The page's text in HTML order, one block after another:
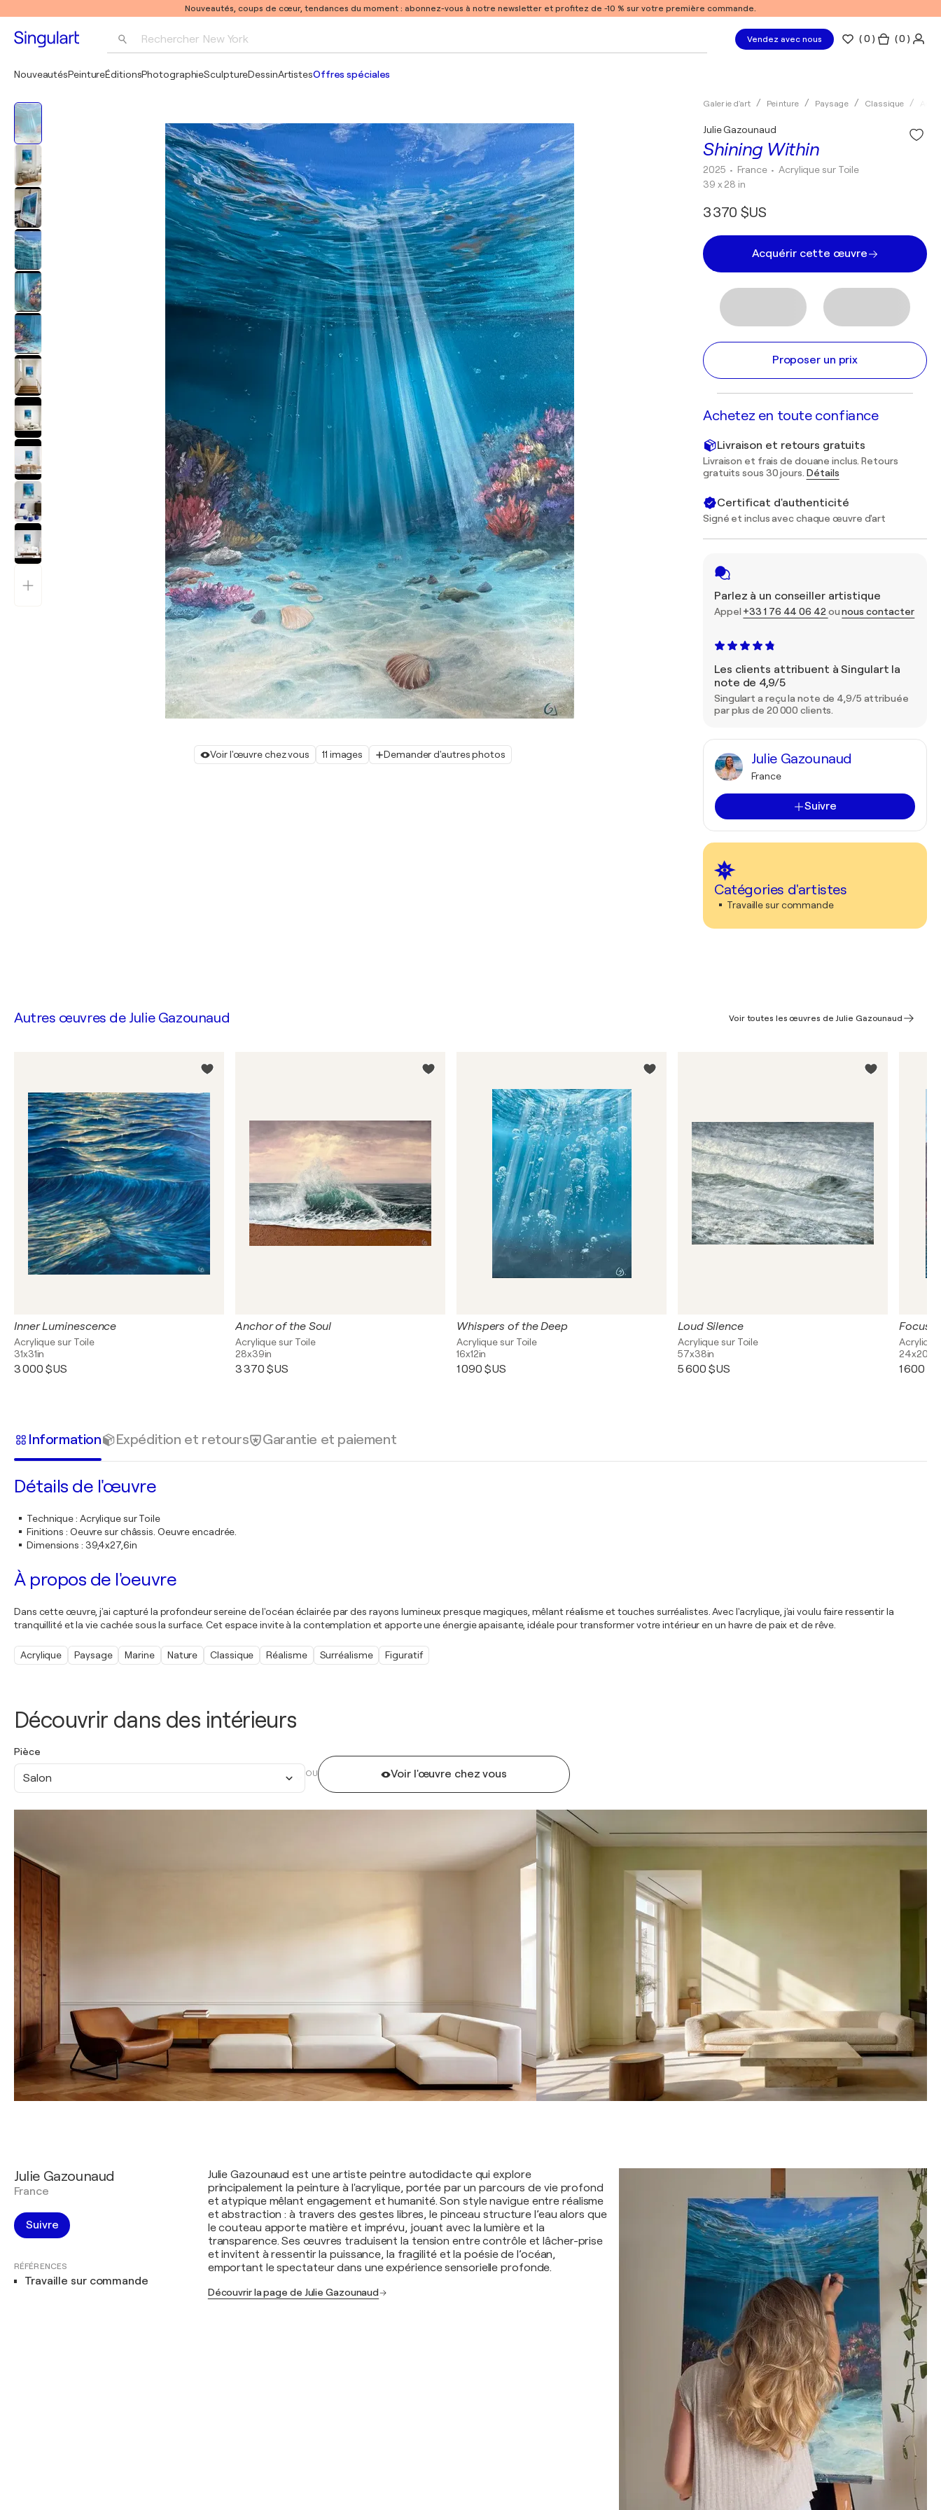
Nouveautés, coups de cœur, tendances du moment : abonnez-vous à notre newsletter et profitez de -10 % sur votre première commande.
Rechercher New York
Pablo Picasso
Vendez avec nous (0 ) ( 0 )
NouveautésPeintureÉditionsPhotographieSculptureDessinArtistesOffres spéciales
Voir l'œuvre chez vous 11 images Demander d'autres photos
Galerie d'art Peinture Paysage Classique
Shining Within
Julie Gazounaud
2025 • France •Acrylique sur Toile
39 x 28 in
3 370 $US
Acquérir cette œuvre
Proposer un prix
Achetez en toute confiance
Livraison et retours gratuits
Livraison et frais de douane inclus. Retours
gratuits sous 30 jours. Détails
Certificat d'authenticité
Signé et inclus avec chaque œuvre d'art
Parlez à un conseiller artistique
Appel +33 1 76 44 06 42 ounous contacter
Les clients attribuent à Singulart la
note de 4,9/5
Singulart a reçu la note de 4,9/5 attribuée
par plus de 20 000 clients.
Julie Gazounaud
France
Suivre
Catégories d'artistes
Travaille sur commande
Découvrir dans des intérieurs
Pièce
Salon OU Voir l'œuvre chez vous
Autres œuvres de Julie Gazounaud Voir toutes les œuvres de Julie Gazounaud
Inner Luminescence
Acrylique sur Toile
31x31in
3 000 $US
Anchor of the Soul
Acrylique sur Toile
28x39in
3 370 $US
Whispers of the Deep
Acrylique sur Toile
16x12in
1 090 $US
Loud Silence
Acrylique sur Toile
57x38in
5 600 $US
Focus
24x20in
1 600
Information Expédition et retours Garantie et paiement
Détails de l'œuvre
Technique: Acrylique sur Toile
Finitions : Oeuvre sur châssis. Oeuvre encadrée.
Dimensions : 39,4x27,6in
À propos de l'oeuvre
Dans cette œuvre, j'ai capturé la profondeur sereine de l'océan éclairée par des rayons lumineux presque magiques, mêlant réalisme et touches surréalistes. Avec l'acrylique, j'ai voulu faire ressentir la
tranquillité et la vie cachée sous la surface. Cet espace invite à la contemplation et apporte une énergie apaisante, idéale pour transformer votre intérieur en un havre de paix et de rêve.
Acrylique Paysage Marine Nature Classique Réalisme Surréalisme Figuratif
Julie Gazounaud
France
Suivre
RÉFÉRENCES
Travaille sur commande
Julie Gazounaud est une artiste peintre autodidacte qui explore
principalement la peinture à l'acrylique, portée par un parcours de vie profond
et atypique mêlant engagement et humanité. Son style navigue entre réalisme
et abstraction : à travers des gestes libres, le pinceau structure l’eau alors que
le couteau apporte matière et imprévu, jouant avec la lumière et la
transparence. Ses œuvres traduisent la tension entre contrôle et lâcher-prise
et invitent à ressentir la puissance, la fragilité et la poésie de l’océan,
emportant le spectateur dans une expérience sensorielle profonde.
Découvrir la page de Julie Gazounaud